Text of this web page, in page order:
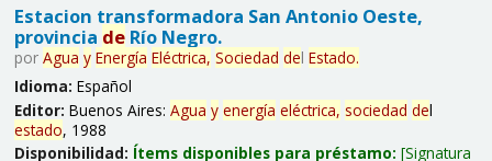
Estacion transformadora San Antonio Oeste,
provincia deRío Negro.
por Agua y Energía Eléctrica, Sociedad del Estado.
Idioma: Español
Editor: Buenos Aires: Agua y energía eléctrica, sociedad del
estado, 1988
Disponibilidad: Ítems disponibles para préstamo: Signatura